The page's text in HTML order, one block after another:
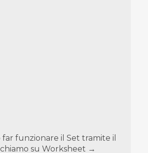
funzionare il Set tramite il
su Worksheet →